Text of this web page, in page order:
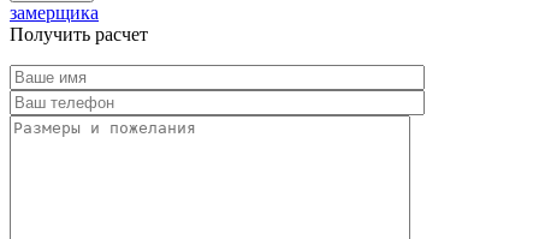
замерщика
Получить расчет